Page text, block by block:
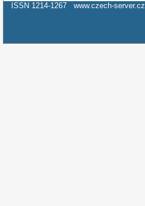
ISSN 1214-1267 www.czech-server.cz